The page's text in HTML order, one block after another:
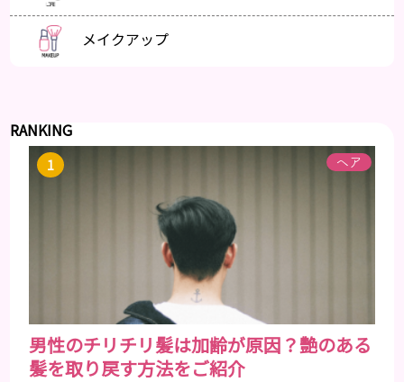
メイクアップ
RANKING
ヘア
男性のチリチリ髪は加齢が原因？艶のある
髪を取り戻す方法をご紹介